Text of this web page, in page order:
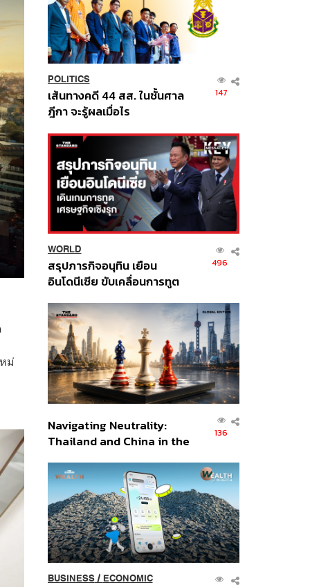
ม่
POLITICS
เส้นทางคดี 44 สส. ในชั้นศาล
ฎีกา จะรู้ผลเมื่อไร
147
WORLD
สรุปภารกิจอนุทิน เยือน
อินโดนีเซีย ขับเคลื่อนการทูต
ส่วนยุทธศาสตร์ไทย –
อินโดนีเซีย
496
Navigating Neutrality:
Thailand and China in the
Order
136
BUSINESS/ ECONOMIC